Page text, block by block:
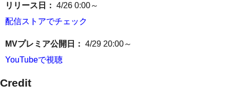
リリース日： 4/26 0:00～
配信ストアでチェック
MVプレミア公開日： 4/29 20:00～
YouTubeで視聴
Credit